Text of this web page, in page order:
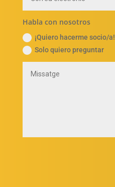
Habla con nosotros
¡Quiero hacerme socio/a!
Solo quiero preguntar